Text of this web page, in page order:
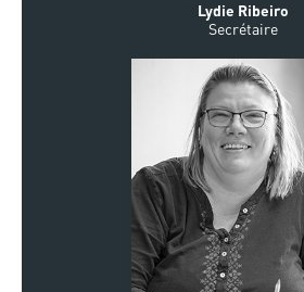
Lydie Ribeiro
Secrétaire